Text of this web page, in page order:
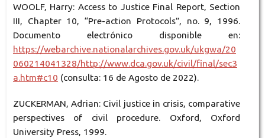
WOOLF, Harry: Access to Justice Final Report, Section
III, Chapter 10, “Pre-action Protocols”, no. 9, 1996.
Documento electrónico disponible en:
https://webarchive.nationalarchives.gov.uk/ukgwa/20
060214041328/http://www.dca.gov.uk/civil/final/sec3
a.htm#c10 (consulta: 16 de Agosto de 2022).
ZUCKERMAN, Adrian: Civil justice in crisis, comparative
perspectives of civil procedure. Oxford, Oxford
University Press, 1999.